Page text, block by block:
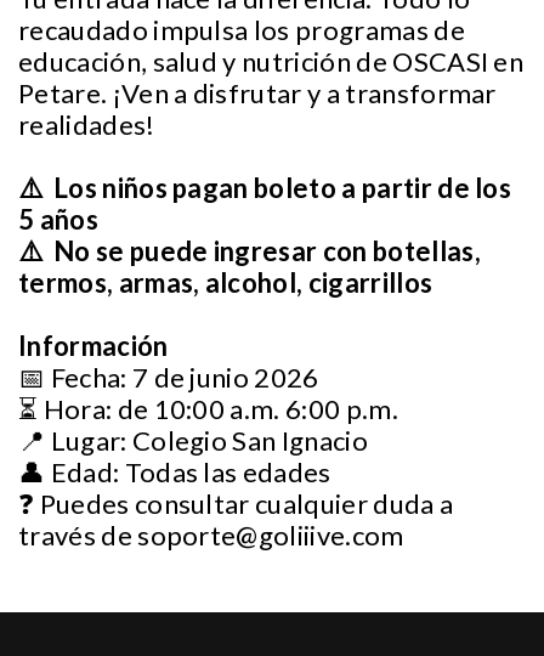
recaudado impulsa los programas de
educación, salud y nutrición de OSCASI en
Petare. ¡Ven a disfrutar y a transformar
realidades!
⚠️ Los niños pagan boleto a partir de los
5 años
⚠️ No se puede ingresar con botellas,
termos, armas, alcohol, cigarrillos
Información
📅 Fecha: 7 de junio 2026
⏳ Hora: de 10:00 a.m. 6:00 p.m.
📍 Lugar: Colegio San Ignacio
👤 Edad: Todas las edades
❓ Puedes consultar cualquier duda a
través desoporte@goliiive.com